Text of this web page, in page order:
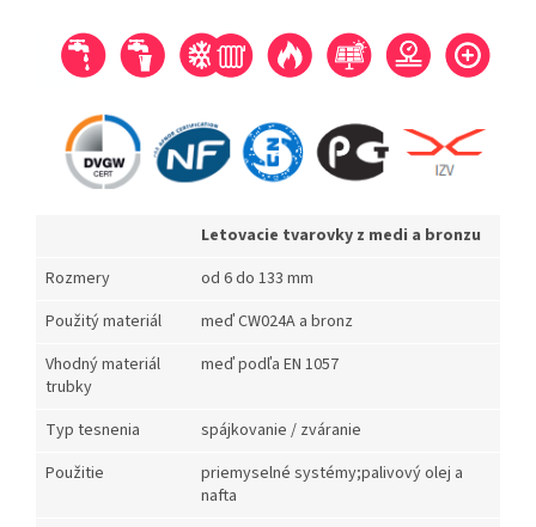
Letovacie tvarovky z medi a bronzu
Rozmery
od 6 do 133 mm
Použitý materiál
meď CW024A a bronz
Vhodný materiál
trubky
meď podľa EN 1057
Typ tesnenia
spájkovanie / zváranie
Použitie
priemyselné systémy;palivový olej a
nafta